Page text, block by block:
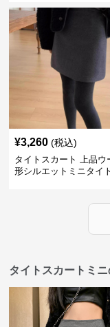
¥3,260 (税込)
タイトスカート 上品ウ
形シルエットミニタイ
タイトスカートミ